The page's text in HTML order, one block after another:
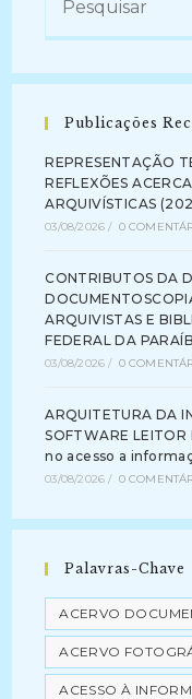
Publicações
REPRESENTAÇÃO
REFLEXÕES
ARQUIVÍSTICAS
03/08/2026 / 0
CONTRIBUTOS DA
ARQUIVISTAS E
FEDERAL DA
03/08/2026 / 0
ARQUITETURA DA
SOFTWARE
no acesso a
03/08/2026 / 0
Palavras-Chave
ACERVO
ACERVO
ACESSO À